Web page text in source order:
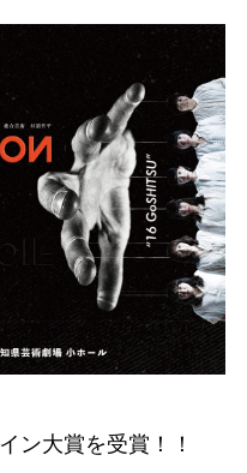
大賞を受賞！！